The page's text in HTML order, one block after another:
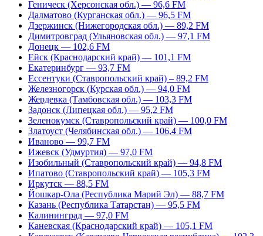
Геническ (Херсонская обл.) — 96,6 FM
Далматово (Курганская обл.) — 96,5 FM
Дзержинск (Нижегородская обл.) — 89,2 FM
Димитровград (Ульяновская обл.) — 97,1 FM
Донецк — 102,6 FM
Ейск (Краснодарский край) — 101,1 FM
Екатеринбург — 93,7 FM
Ессентуки (Ставропольский край) – 89,2 FM
Железногорск (Курская обл.) — 94,0 FM
Жердевка (Тамбовская обл.) — 103,3 FM
Задонск (Липецкая обл.) — 95,2 FM
Зеленокумск (Ставропольский край) — 100,0 FM
Златоуст (Челябинская обл.) — 106,4 FM
Иваново — 99,7 FM
Ижевск (Удмуртия) — 97,0 FM
Изобильный (Ставропольский край) — 94,8 FM
Ипатово (Ставропольский край) — 105,3 FM
Иркутск — 88,5 FM
Йошкар-Ола (Республика Марий Эл) — 88,7 FM
Казань (Республика Татарстан) — 95,5 FM
Калининград — 97,0 FM
Каневская (Краснодарский край) — 105,1 FM